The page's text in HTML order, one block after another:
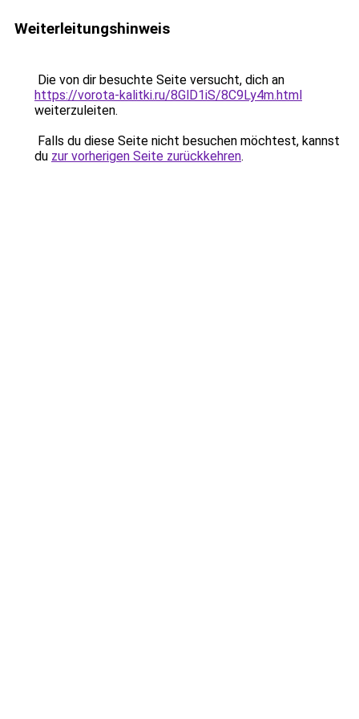
Weiterleitungshinweis
Die von dir besuchte Seite versucht, dich an
https://vorota-kalitki.ru/8GlD1iS/8C9Ly4m.html
weiterzuleiten.
Falls du diese Seite nicht besuchen möchtest, kannst
du zur vorherigen Seite zurückkehren.